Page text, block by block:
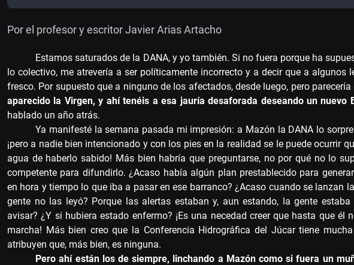
Por el profesor y escritor Javier Arias Artacho
Estamos saturados de la DANA, y yo también. Si no fuera porque ha
lo colectivo, me atrevería a ser políticamente incorrecto y a decir que a algunos
fresco. Por supuesto que a ninguno de los afectados, desde luego, pero parecería
aparecido la Virgen, y ahí tenéis a esa jauría desaforada deseando un nuevo
hablado un año atrás.
Ya manifesté la semana pasada mi impresión: a Mazón la DANA lo
¡pero a nadie bien intencionado y con los pies en la realidad se le puede ocurrir
agua de haberlo sabido! Más bien habría que preguntarse, no por qué no lo
competente para difundirlo. ¿Acaso había algún plan prestablecido para
en hora y tiempo lo que iba a pasar en ese barranco? ¿Acaso cuando se lanzan
gente no las leyó? Porque las alertas estaban y, aun estando, la gente
avisar? ¿Y si hubiera estado enfermo? ¡Es una necedad creer que hasta que él
marcha! Más bien creo que la Conferencia Hidrográfica del Júcar tiene
atribuyen que, más bien, es ninguna.
Pero ahí están los de siempre, linchando a Mazón como si fuera un